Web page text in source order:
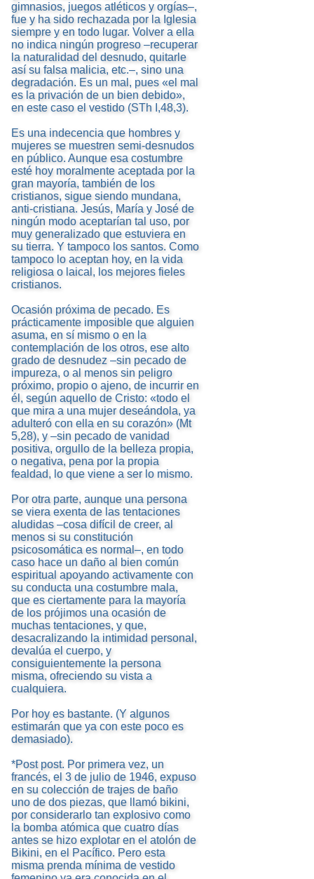
gimnasios, juegos atléticos y orgías–,
fue y ha sido rechazada por la Iglesia
siempre y en todo lugar. Volver a ella
no indica ningún progreso –recuperar
la naturalidad del desnudo, quitarle
así su falsa malicia, etc.–, sino una
degradación. Es un mal, pues «el mal
es la privación de un bien debido»,
en este caso el vestido (STh I,48,3).
Es una indecencia que hombres y
mujeres se muestren semi-desnudos
en público. Aunque esa costumbre
esté hoy moralmente aceptada por la
gran mayoría, también de los
cristianos, sigue siendo mundana,
anti-cristiana. Jesús, María y José de
ningún modo aceptarían tal uso, por
muy generalizado que estuviera en
su tierra. Y tampoco los santos. Como
tampoco lo aceptan hoy, en la vida
religiosa o laical, los mejores fieles
cristianos.
Ocasión próxima de pecado. Es
prácticamente imposible que alguien
asuma, en sí mismo o en la
contemplación de los otros, ese alto
grado de desnudez –sin pecado de
impureza, o al menos sin peligro
próximo, propio o ajeno, de incurrir en
él, según aquello de Cristo: «todo el
que mira a una mujer deseándola, ya
adulteró con ella en su corazón» (Mt
5,28), y –sin pecado de vanidad
positiva, orgullo de la belleza propia,
o negativa, pena por la propia
fealdad, lo que viene a ser lo mismo.
Por otra parte, aunque una persona
se viera exenta de las tentaciones
aludidas –cosa difícil de creer, al
menos si su constitución
psicosomática es normal–, en todo
caso hace un daño al bien común
espiritual apoyando activamente con
su conducta una costumbre mala,
que es ciertamente para la mayoría
de los prójimos una ocasión de
muchas tentaciones, y que,
desacralizando la intimidad personal,
devalúa el cuerpo, y
consiguientemente la persona
misma, ofreciendo su vista a
cualquiera.
Por hoy es bastante. (Y algunos
estimarán que ya con este poco es
demasiado).
*Post post. Por primera vez, un
francés, el 3 de julio de 1946, expuso
en su colección de trajes de baño
uno de dos piezas, que llamó bikini,
por considerarlo tan explosivo como
la bomba atómica que cuatro días
antes se hizo explotar en el atolón de
Bikini, en el Pacífico. Pero esta
misma prenda mínima de vestido